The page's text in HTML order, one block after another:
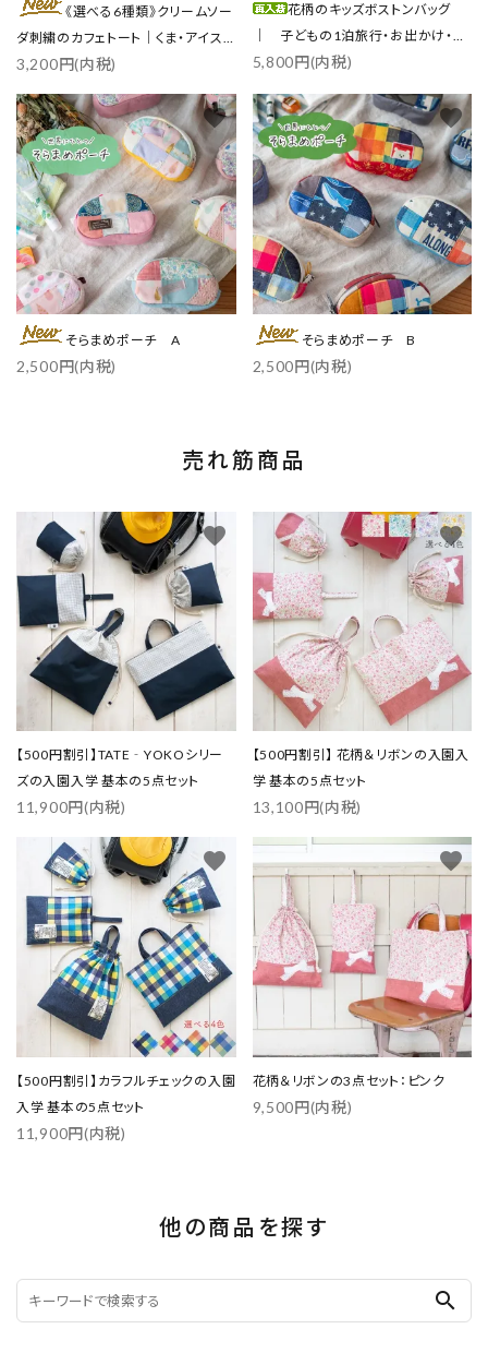
《選べる6種類》クリームソー
ダ刺繍のカフェトート｜くま・アイス
／各3色
3,200円(内税)
花柄のキッズボストンバッグ
｜ 子どもの1泊旅行・お出かけ・ス
ポーツに
5,800円(内税)
そらまめポーチ A
2,500円(内税)
favorite
そらまめポーチ B
2,500円(内税)
favorite
売れ筋商品
【500円割引】TATE‐YOKOシリー
ズの入園入学 基本の5点セット
11,900円(内税)
favorite
【500円割引】 花柄＆リボンの入園入
学 基本の5点セット
13,100円(内税)
favorite
【500円割引】カラフルチェックの入園
入学 基本の5点セット
11,900円(内税)
favorite
花柄＆リボンの3点セット：ピンク
9,500円(内税)
favorite
他の商品を探す
search